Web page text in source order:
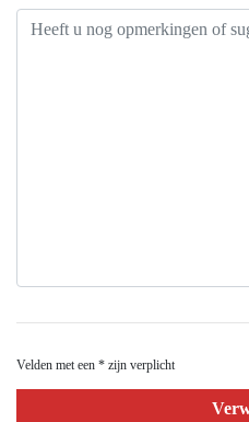
Velden met een * zijn verplicht